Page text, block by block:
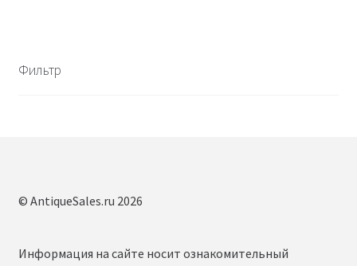
Фильтр
© AntiqueSales.ru 2026
Информация на сайте носит ознакомительный